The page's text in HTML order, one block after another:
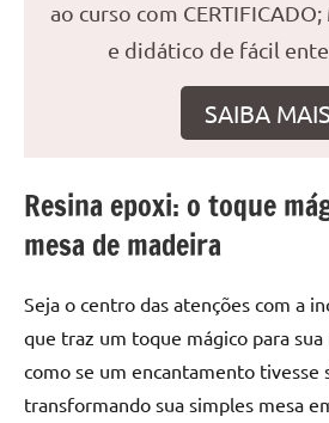
tendências
alta
qualidade,
as
River
Tables
e
ao curso com
e didático de fácil
SAIBA MAIS
Resina epoxi: o toque
mesa de madeira
Seja o centro das atenções com a
que traz um toque mágico para sua
como se um encantamento tivesse
transformando sua simples mesa